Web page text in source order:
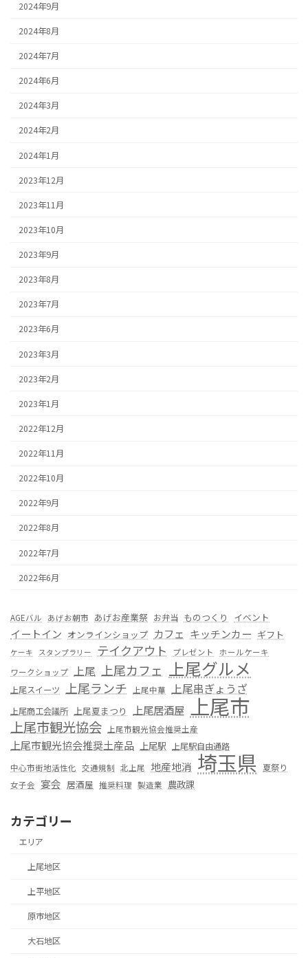
2024年9月
2024年8月
2024年7月
2024年6月
2024年3月
2024年2月
2024年1月
2023年12月
2023年11月
2023年10月
2023年9月
2023年8月
2023年7月
2023年6月
2023年3月
2023年2月
2023年1月
2022年12月
2022年11月
2022年10月
2022年9月
2022年8月
2022年7月
2022年6月
AGEバル あげお朝市 あげお産業祭 お弁当 ものつくり イベント
イートイン オンラインショップ カフェ キッチンカー ギフト
ケーキ スタンプラリー テイクアウト プレゼント
ホールケーキ
ワークショップ 上尾 上尾カフェ 上尾グルメ
上尾スイーツ 上尾ランチ 上尾中華 上尾串ぎょうざ
上尾商工会議所 上尾夏まつり 上尾居酒屋 上尾市
上尾市観光協会 上尾市観光協会推奨土産
上尾市観光協会推奨土産品 上尾駅 上尾駅自由通路
中心市街地活性化 交通規制 北上尾 地産地消 埼玉県 夏祭り
女子会 宴会 居酒屋 推奨料理 製造業 農政課
カテゴリー
エリア
上尾地区
上平地区
原市地区
大石地区